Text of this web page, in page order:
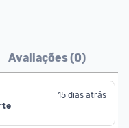
Avaliações (0)
15 dias atrás